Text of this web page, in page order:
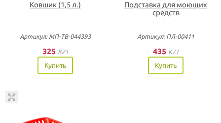
Ковшик (1,5 л.)
Артикул: МП-ТВ-044393
325 KZT
Купить
Подставка для моющих
средств
Артикул: ПЛ-00411
435 KZT
Купить